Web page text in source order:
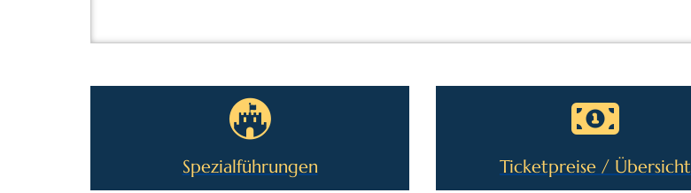
Spezialführungen Ticketpreise / Übersicht